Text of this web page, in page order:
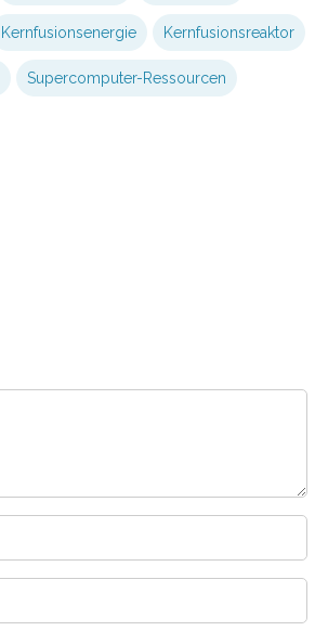
Kernfusionsenergie Kernfusionsreaktor
Supercomputer-Ressourcen